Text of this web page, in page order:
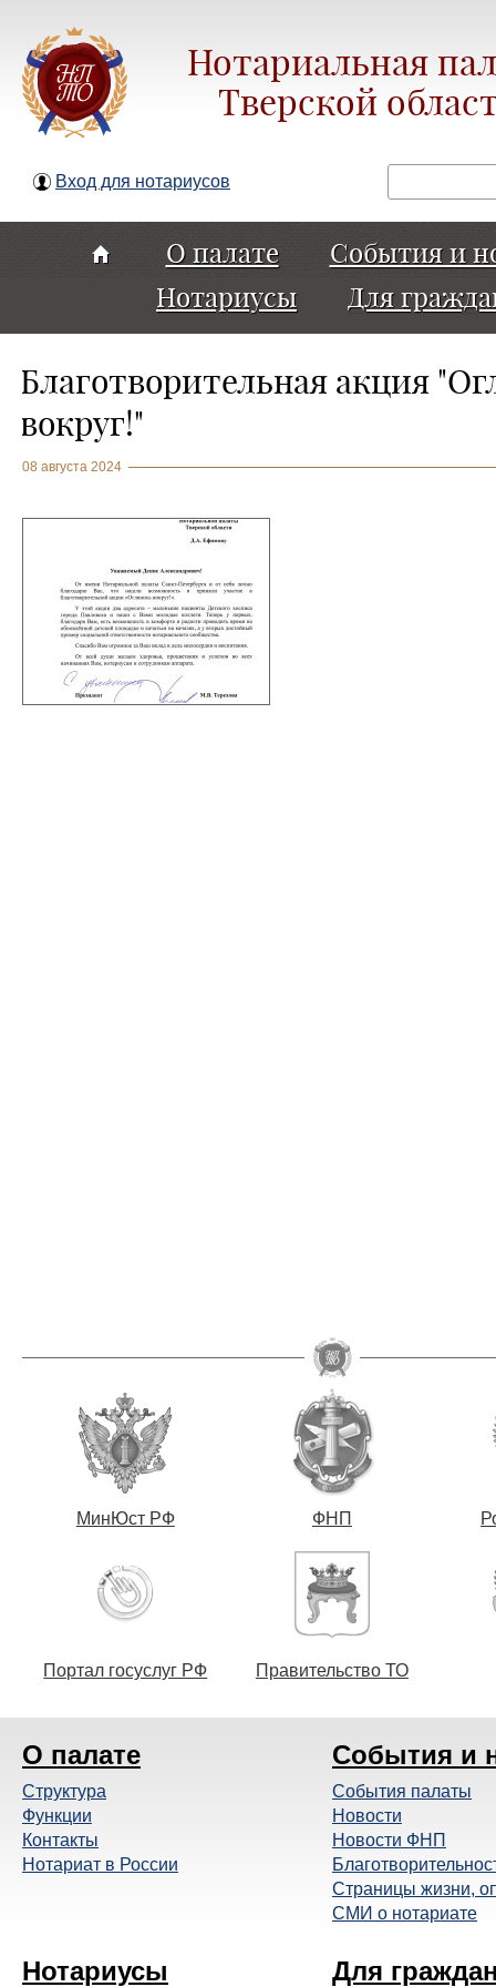
Нотариальная
Тверской
Вход для нотариусов
О палате
События и
Нотариусы
Для
Благотворительная акция
вокруг!"
08 августа 2024
МинЮст РФ ФНП
Портал госуслуг РФ Правительство ТО
О палате
Структура
Функции
Контакты
Нотариат в России
События и
События палаты
Новости
Новости ФНП
Страницы жизни,
СМИ о нотариате
Нотариусы Для